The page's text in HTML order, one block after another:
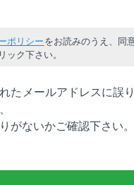
ポリシーをお読みのうえ、同
ック下さい。
たメールアドレスに誤
がないかご確認下さい。